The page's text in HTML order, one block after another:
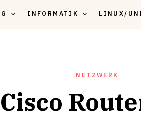
INFORMATIK LINUX/
NETZWERK
Cisco